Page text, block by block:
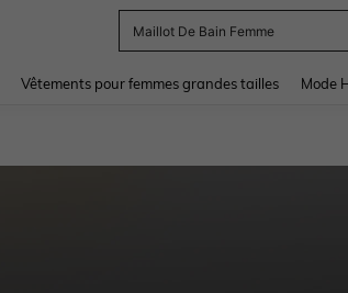
Maillot De Bain Femme
Vêtements pour femmes grandes tailles Mode